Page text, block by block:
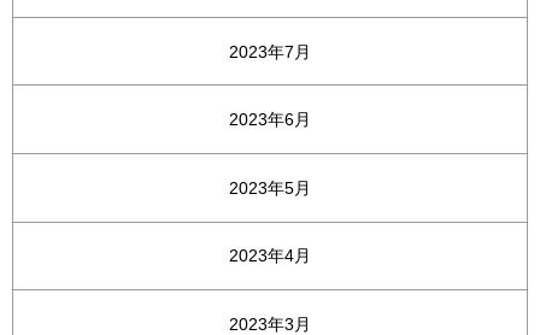
2023年7月
2023年6月
2023年5月
2023年4月
2023年3月